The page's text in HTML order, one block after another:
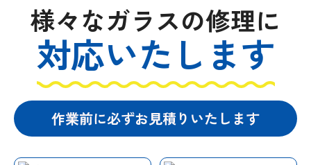
様々なガラスの修理に
対応いたします
作業前に必ずお見積りいたします